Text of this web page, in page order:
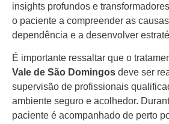
insights profundos e
o paciente a compreender as
dependência e a desenvolver
É importante ressaltar que o
Vale de São Domingos deve ser
supervisão de profissionais
ambiente seguro e acolhedor.
paciente é acompanhado de perto